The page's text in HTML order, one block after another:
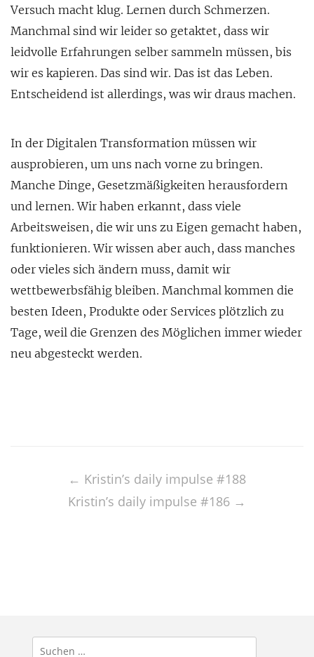
Versuch macht klug. Lernen durch Schmerzen.
Manchmal sind wir leider so getaktet, dass wir
leidvolle Erfahrungen selber sammeln müssen, bis
wir es kapieren. Das sind wir. Das ist das Leben.
Entscheidend ist allerdings, was wir draus machen.
In der Digitalen Transformation müssen wir
ausprobieren, um uns nach vorne zu bringen.
Manche Dinge, Gesetzmäßigkeiten herausfordern
und lernen. Wir haben erkannt, dass viele
Arbeitsweisen, die wir uns zu Eigen gemacht haben,
funktionieren. Wir wissen aber auch, dass manches
oder vieles sich ändern muss, damit wir
wettbewerbsfähig bleiben. Manchmal kommen die
besten Ideen, Produkte oder Services plötzlich zu
Tage, weil die Grenzen des Möglichen immer wieder
neu abgesteckt werden.
navigation
← Kristin’s daily impulse #188
Kristin’s daily impulse #186 →
Suchen